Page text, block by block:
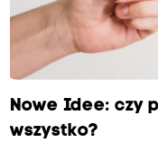
Nowe Idee: czy
wszystko?